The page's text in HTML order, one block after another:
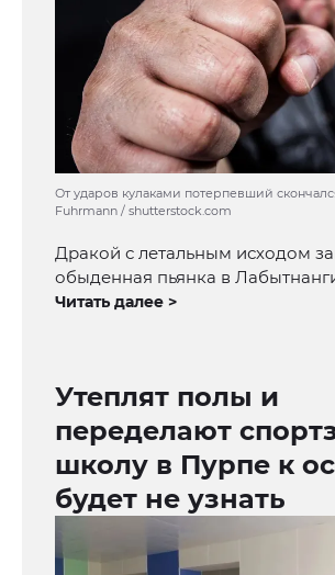
От ударов кулаками потерпевший
Fuhrmann / shutterstock.com
Дракой с летальным исходом
обыденная пьянка в
Читать далее >
Утеплят полы и
переделают
школу в Пурпе к
будет не узнать